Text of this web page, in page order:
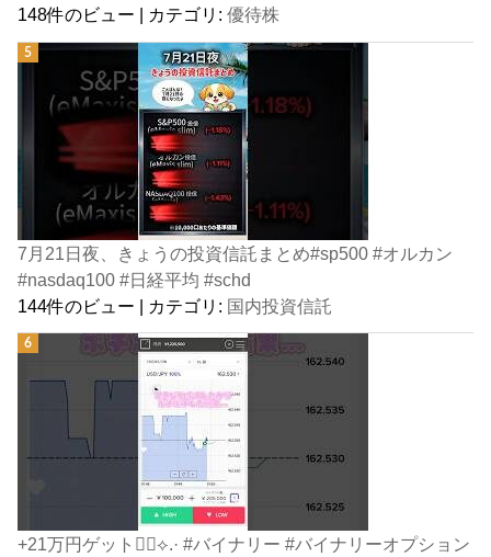
148件のビュー | カテゴリ:優待株
7月21日夜、きょうの投資信託まとめ#sp500 #オルカン
#nasdaq100 #日経平均 #schd
144件のビュー | カテゴリ: 国内投資信託
+21万円ゲット👍🏻⟡.· #バイナリー #バイナリーオプション